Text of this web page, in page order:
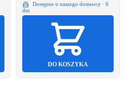
Dostępne u naszego dostawcy · 6
dni
DO KOSZYKA